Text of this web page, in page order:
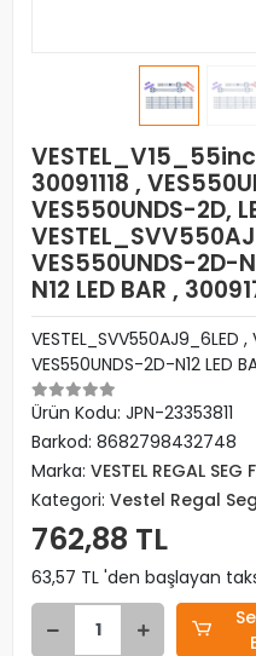
30091118 ,
VES550UNDS-2D,
VES550UNDS-2D-
N12 LED BAR ,
VESTEL_SVV550AJ9_6LED ,
VES550UNDS-2D-N12 LED
Ürün Kodu: JPN-23353811
Barkod: 8682798432748
Marka: VESTEL REGAL SEG
Kategori: Vestel Regal Seg
762,88 TL
63,57 TL 'den başlayan